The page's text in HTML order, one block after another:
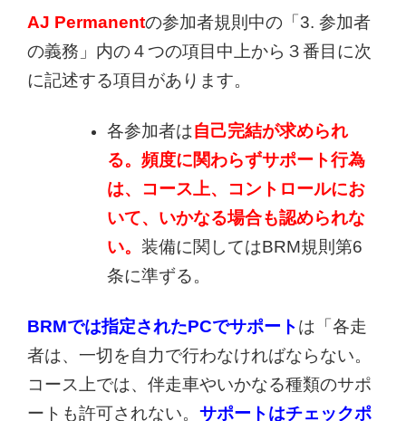
AJ Permanentの参加者規則中の「 3. 参加者
の義務」内の４つの項目中上から３番目に次
に記述する項目があります。
各参加者は自己完結が求められ
る。頻度に関わらずサポート行為
は、コース上、コントロールにお
いて、いかなる場合も認められな
い。 装備に関してはBRM規則第6
条に準ずる。
BRMでは指定されたPCでサポートは「各走
者は、一切を自力で行わなければならない。
コース上では、伴走車やいかなる種類のサポ
ートも許可されない。 サポートはチェックポ